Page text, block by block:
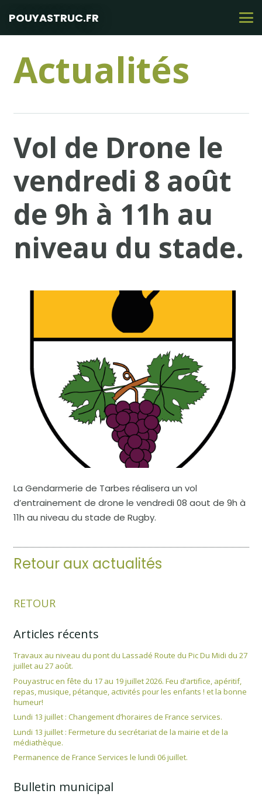
POUYASTRUC.FR
Actualités
Vol de Drone le
vendredi 8 août
de 9h à 11h au
niveau du stade.
La Gendarmerie de Tarbes réalisera un vol
d’entrainement de drone le vendredi 08 aout de 9h à
11h au niveau du stade de Rugby.
Retour aux actualités
RETOUR
Articles récents
Travaux au niveau du pont du Lassadé Route du Pic Du Midi du 27
juillet au 27 août.
Pouyastruc en fête du 17 au 19 juillet 2026. Feu d’artifice, apéritif,
repas, musique, pétanque, activités pour les enfants ! et la bonne
humeur!
Lundi 13 juillet : Changement d’horaires de France services.
Lundi 13 juillet : Fermeture du secrétariat de la mairie et de la
médiathèque.
Permanence de France Services le lundi 06 juillet.
Bulletin municipal